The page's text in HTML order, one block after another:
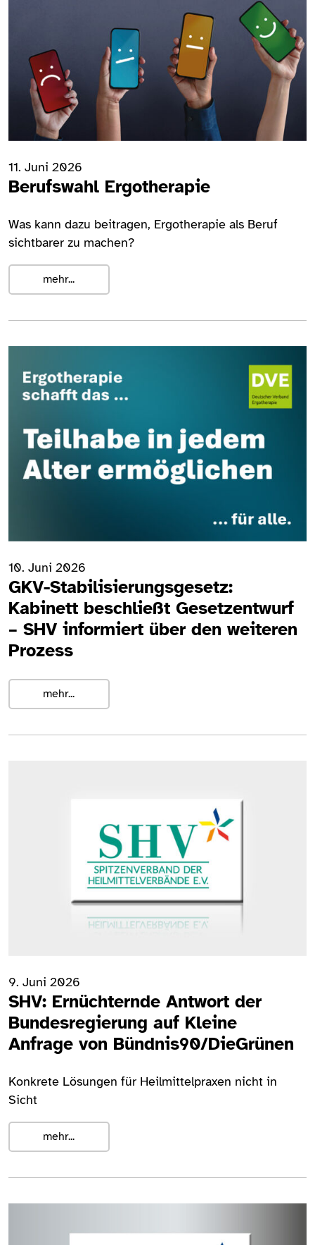
11. Juni 2026
Berufswahl Ergotherapie
Was kann dazu beitragen, Ergotherapie als Beruf
sichtbarer zu machen?
mehr...
10. Juni 2026
GKV-Stabilisierungsgesetz:
Kabinett beschließt Gesetzentwurf
– SHV informiert über den weiteren
Prozess
mehr...
9. Juni 2026
SHV: Ernüchternde Antwort der
Bundesregierung auf Kleine
Anfrage von Bündnis90/DieGrünen
Konkrete Lösungen für Heilmittelpraxen nicht in
Sicht
mehr...